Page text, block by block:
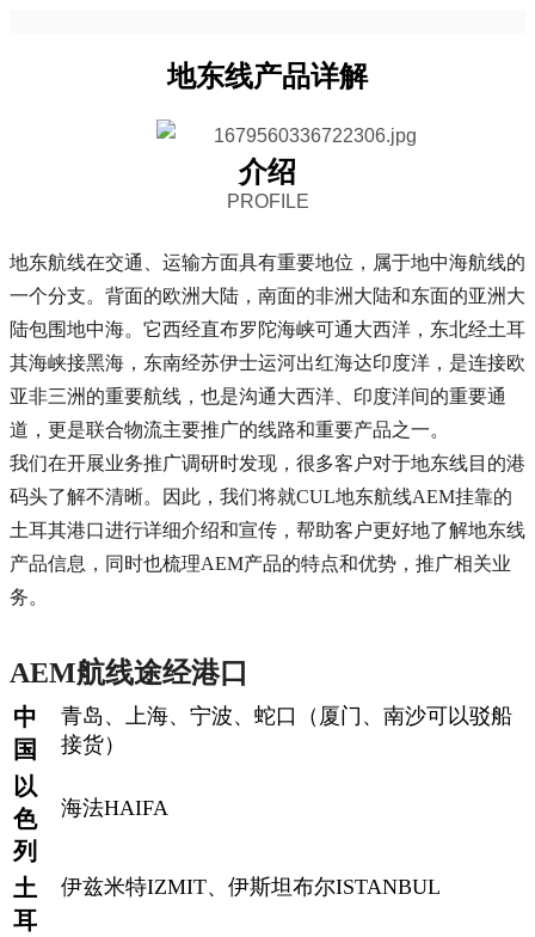
地东线产品详解
介绍
PROFILE
地东航线在交通、运输方面具有重要地位，属于地中海航线的
一个分支。背面的欧洲大陆，南面的非洲大陆和东面的亚洲大
陆包围地中海。它西经直布罗陀海峡可通大西洋，东北经土耳
其海峡接黑海，东南经苏伊士运河出红海达印度洋，是连接欧
亚非三洲的重要航线，也是沟通大西洋、印度洋间的重要通
道，更是联合物流主要推广的线路和重要产品之一。
我们在开展业务推广调研时发现，很多客户对于地东线目的港
码头了解不清晰。因此，我们将就CUL地东航线AEM挂靠的
土耳其港口进行详细介绍和宣传，帮助客户更好地了解地东线
产品信息，同时也梳理AEM产品的特点和优势，推广相关业
务。
AEM航线途经港口
中
国
青岛、上海、宁波、蛇口（厦门、南沙可以驳船
接货）
以
色
列
海法HAIFA
土
耳
伊兹米特IZMIT、伊斯坦布尔ISTANBUL